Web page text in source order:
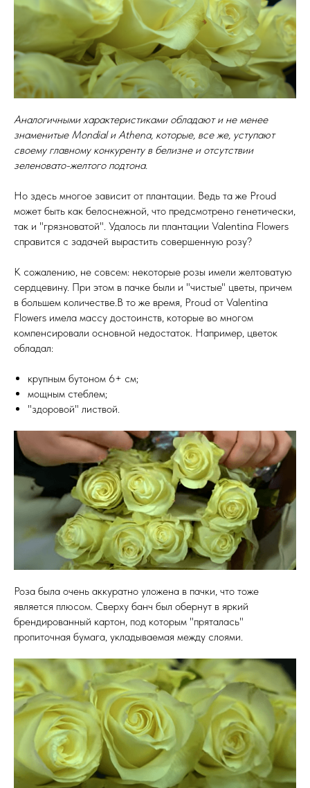
Аналогичными характеристиками обладают и не менее
знаменитые Mondial и Athena, которые, все же, уступают
своему главному конкуренту в белизне и отсутствии
зеленовато-желтого подтона.
Но здесь многое зависит от плантации. Ведь та же Proud
может быть как белоснежной, что предсмотрено генетически,
так и "грязноватой". Удалось ли плантации Valentina Flowers
справится с задачей вырастить совершенную розу?
К сожалению, не совсем: некоторые розы имели желтоватую
сердцевину. При этом в пачке были и "чистые" цветы, причем
в большем количестве.В то же время, Proud от Valentina
Flowers имела массу достоинств, которые во многом
компенсировали основной недостаток. Например, цветок
обладал:
крупным бутоном 6+ см;
мощным стеблем;
"здоровой" листвой.
Роза была очень аккуратно уложена в пачки, что тоже
является плюсом. Сверху банч был обернут в яркий
брендированный картон, под которым "пряталась"
пропиточная бумага, укладываемая между слоями.